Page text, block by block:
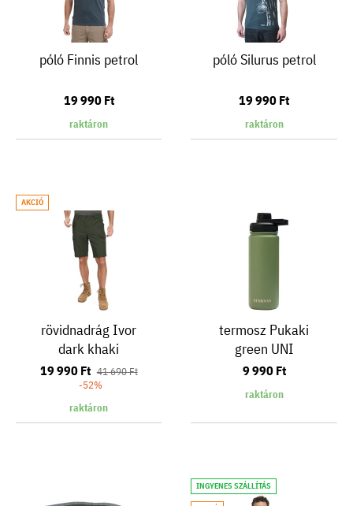
póló Finnis petrol
19 990 Ft
raktáron
póló Silurus petrol
19 990 Ft
raktáron
AKCIÓ
rövidnadrág Ivor
dark khaki
19 990 Ft 41 690 Ft
-52%
raktáron
termosz Pukaki
green UNI
9 990 Ft
raktáron
INGYENES SZÁLLÍTÁS